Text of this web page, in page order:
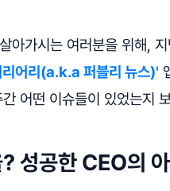
아가시는 여러분을 위해,
어리(a.k.a 퍼블리 뉴스)'
어떤 이슈들이 있었는지
성공한 CEO의